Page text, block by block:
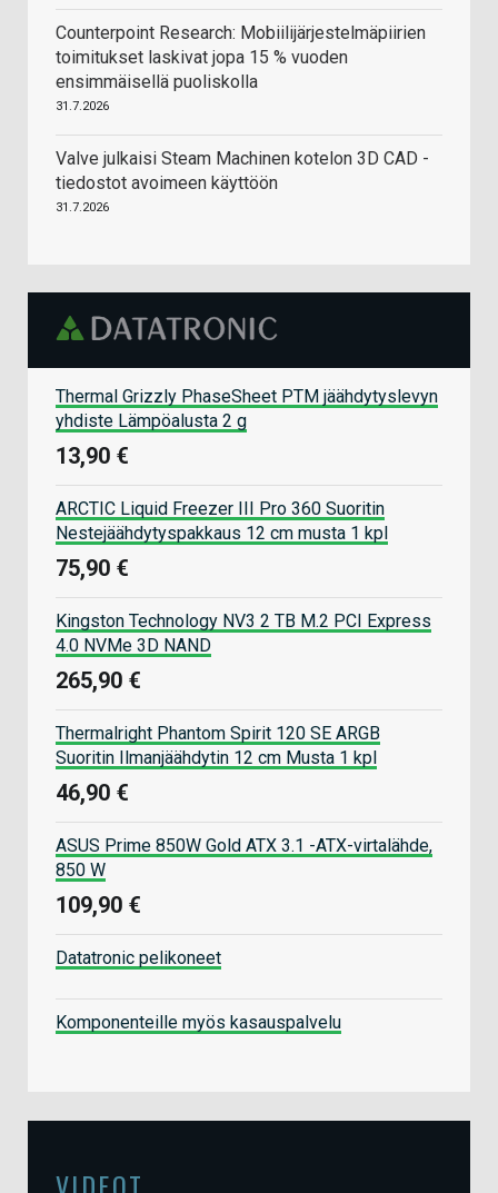
Counterpoint Research: Mobiilijärjestelmäpiirien
toimitukset laskivat jopa 15 % vuoden
ensimmäisellä puoliskolla
31.7.2026
Valve julkaisi Steam Machinen kotelon 3D CAD -
tiedostot avoimeen käyttöön
31.7.2026
Thermal Grizzly PhaseSheet PTM jäähdytyslevyn
yhdiste Lämpöalusta 2 g
13,90 €
ARCTIC Liquid Freezer III Pro 360 Suoritin
Nestejäähdytyspakkaus 12 cm musta 1 kpl
75,90 €
Kingston Technology NV3 2 TB M.2 PCI Express
4.0 NVMe 3D NAND
265,90 €
Thermalright Phantom Spirit 120 SE ARGB
Suoritin Ilmanjäähdytin 12 cm Musta 1 kpl
46,90 €
ASUS Prime 850W Gold ATX 3.1 -ATX-virtalähde,
850 W
109,90 €
Datatronic pelikoneet
Komponenteille myös kasauspalvelu
VIDEOT